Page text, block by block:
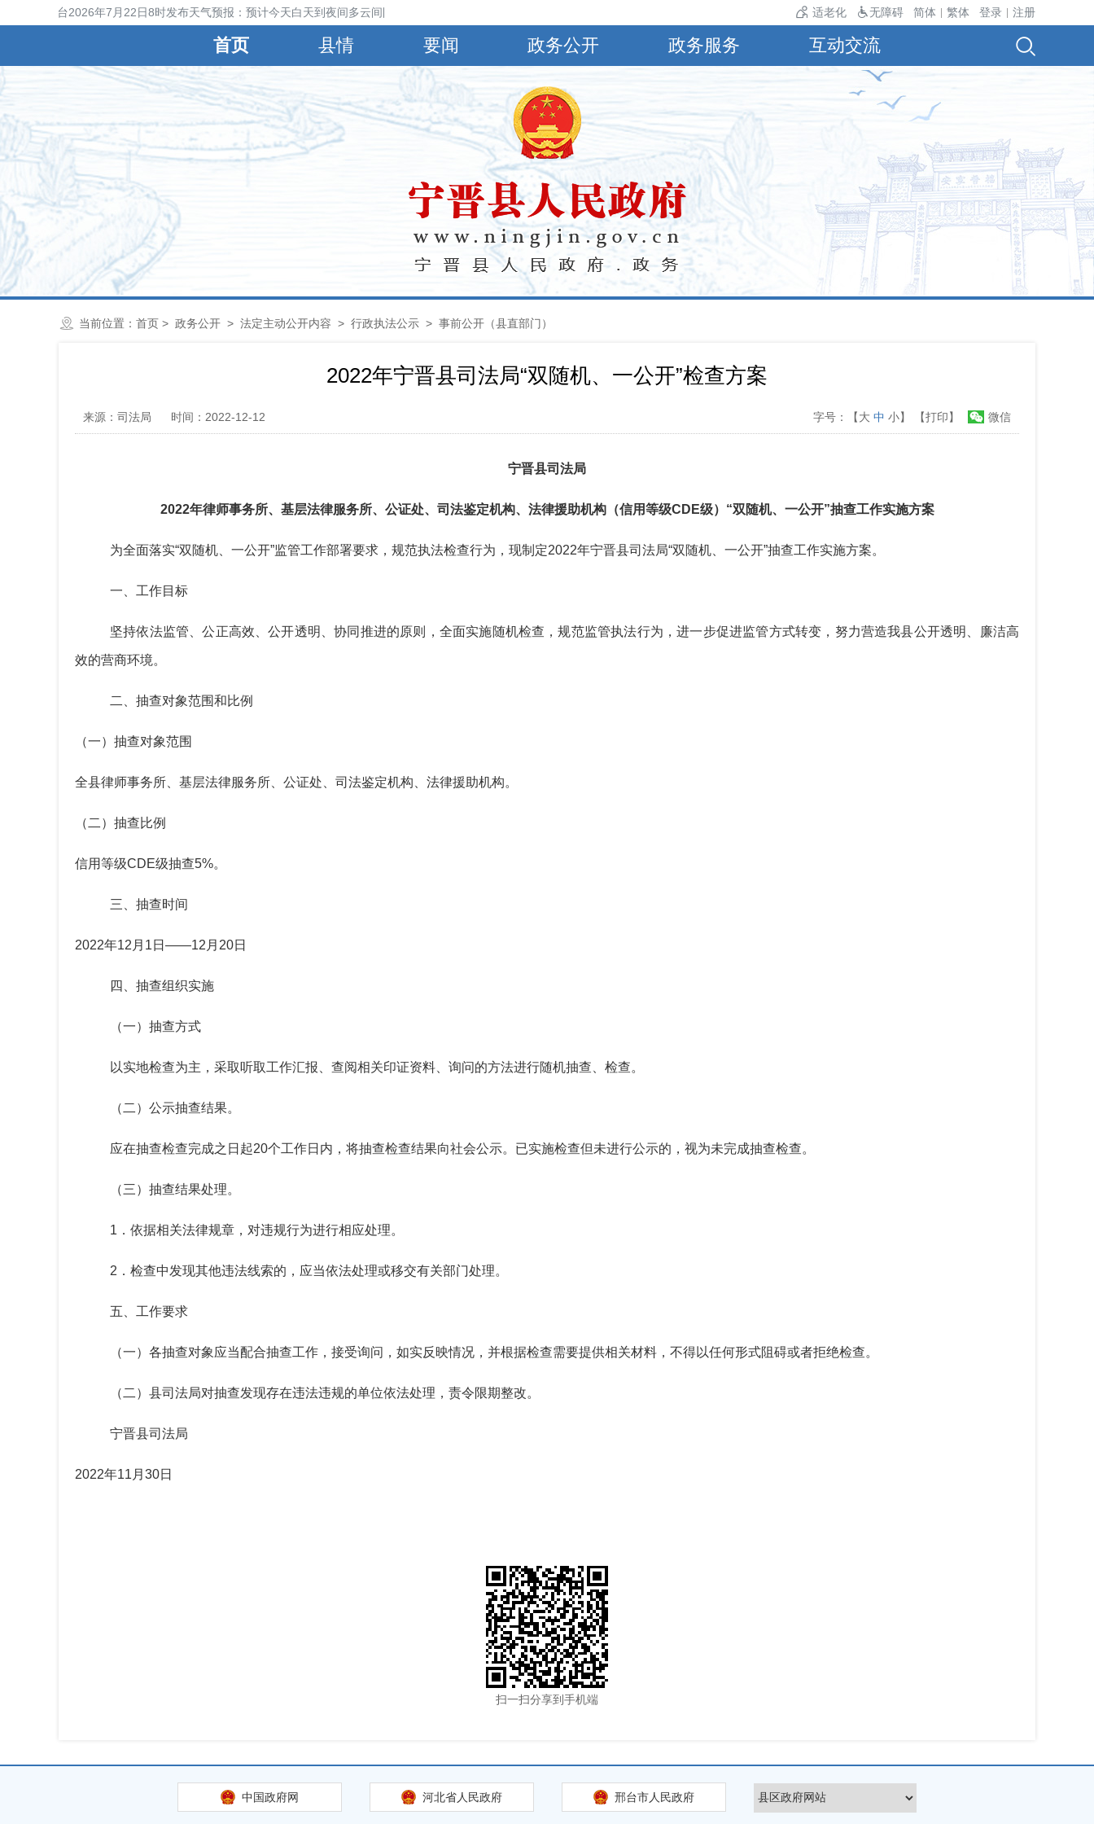
晋县气象台2026年7月22日8时发布天气预报：预计今天白天到夜间多云间阴，有小到中雨，偏南风4～5级，阵风6～8级，最高气温30℃，最低气温24℃。 适老化 无障碍 简体 繁体 登录 注册
首页 县情 要闻 政务公开 政务服务 互动交流
当前位置： 首页 > 政务公开 > 法定主动公开内容 > 行政执法公示 > 事前公开（县直部门）
2022年宁晋县司法局“双随机、一公开”检查方案
来源：司法局 时间：2022-12-12 微信
字号：【大 中 小】 【打印】
宁晋县司法局
2022年律师事务所、基层法律服务所、公证处、司法鉴定机构、法律援助机构（信用等级CDE级）“双随机、一公开”抽查工作实施方案
为全面落实“双随机、一公开”监管工作部署要求，规范执法检查行为，现制定2022年宁晋县司法局“双随机、一公开”抽查工作实施方案。
一、 工作目标
坚持依法监管、公正高效、公开透明、协同推进的原则，全面实施随机检查，规范监管执法行为，进一步促进监管方式转变，努力营造我县公开透明、廉洁高
效的营商环境。
二、 抽查对象范围和比例
（一） 抽查对象范围
全县律师事务所、基层法律服务所、公证处、司法鉴定机构、法律援助机构。
（二） 抽查比例
信用等级CDE级抽查5%。
三、 抽查时间
2022年12月1日——12月20日
四、抽查组织实施
（一）抽查方式
以实地检查为主，采取听取工作汇报、查阅相关印证资料、询问的方法进行随机抽查、检查。
（二）公示抽查结果。
应在抽查检查完成之日起20个工作日内，将抽查检查结果向社会公示。已实施检查但未进行公示的，视为未完成抽查检查。
（三）抽查结果处理。
1．依据相关法律规章，对违规行为进行相应处理。
2．检查中发现其他违法线索的，应当依法处理或移交有关部门处理。
五、工作要求
（一）各抽查对象应当配合抽查工作，接受询问，如实反映情况，并根据检查需要提供相关材料，不得以任何形式阻碍或者拒绝检查。
（二）县司法局对抽查发现存在违法违规的单位依法处理，责令限期整改。
宁晋县司法局
2022年11月30日
扫一扫分享到手机端
中国政府网 河北省人民政府 邢台市人民政府